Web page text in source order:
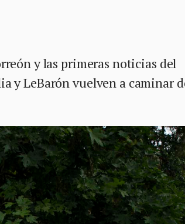
y las primeras noticias del
y LeBarón vuelven a caminar